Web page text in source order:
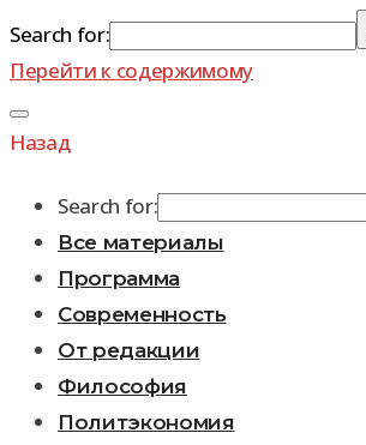
Search for:
Перейти к содержимому
Назад
Search for:
Все материалы
Программа
Современность
От редакции
Философия
Политэкономия